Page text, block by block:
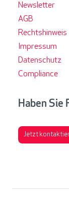
Newsletter
AGB
Rechtshinweis
Impressum
Datenschutz
Compliance
Haben Sie
Jetzt